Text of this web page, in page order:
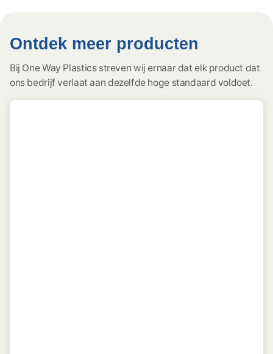
Ontdek meer producten
Bij One Way Plastics streven wij ernaar dat elk product dat
ons bedrijf verlaat aan dezelfde hoge standaard voldoet.